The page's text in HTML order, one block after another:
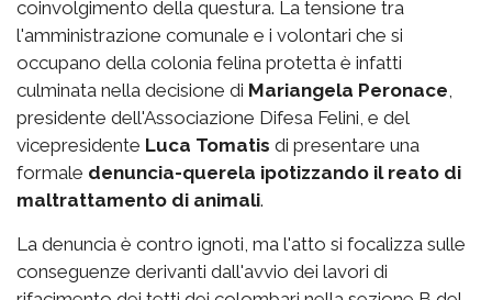
coinvolgimento della questura. La tensione tra
l'amministrazione comunale e i volontari che si
occupano della colonia felina protetta è infatti
culminata nella decisione di Mariangela Peronace,
presidente dell'Associazione Difesa Felini, e del
vicepresidente Luca Tomatis di presentare una
formale denuncia-querela ipotizzando il reato di
maltrattamento di animali.
La denuncia è contro ignoti, ma l'atto si focalizza sulle
conseguenze derivanti dall'avvio dei lavori di